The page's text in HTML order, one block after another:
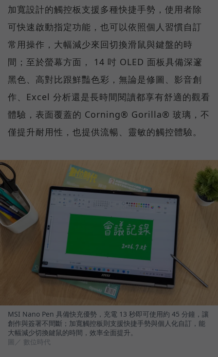
加寬設計的觸控板支援多種快捷手勢，使用者除
可快速啟動指定功能，也可以依照個人習慣自訂
常用操作，大幅減少來回切換滑鼠與鍵盤的時
間；至於螢幕方面， 14 吋 OLED 面板具備深邃
黑色、高對比跟鮮豔色彩，無論是修圖、影音創
作、Excel 分析還是長時間閱讀都享有舒適的觀看
體驗，表面覆蓋的 Corning® Gorilla® 玻璃，不
僅提升耐用性，也提供流暢、靈敏的觸控體驗。
MSI Nano Pen 具備快充優勢，充電 13 秒即可使用約 45 分鐘，讓
創作與簽署不間斷；加寬觸控板則支援快捷手勢與個人化自訂，能
大幅減少切換鍵鼠的時間，效率全面提升。
圖／ 數位時代